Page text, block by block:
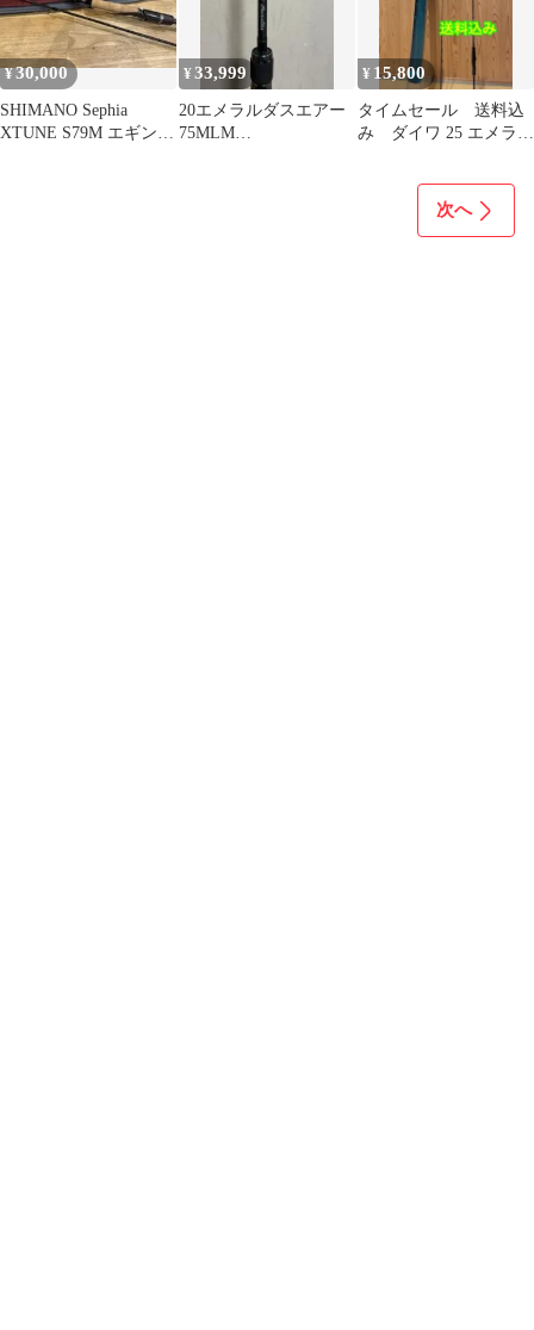
¥30,000
SHIMANO Sephia
XTUNE S79M エギング
¥33,999
20エメラルダスエアー
75MLM
¥ 15,800
タイムセール 送料込
み ダイワ 25 エメラル
次へ